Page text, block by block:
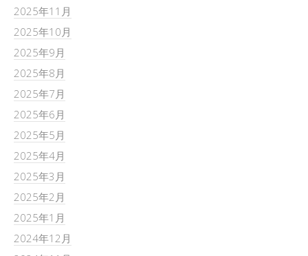
2025年11月
2025年10月
2025年9月
2025年8月
2025年7月
2025年6月
2025年5月
2025年4月
2025年3月
2025年2月
2025年1月
2024年12月